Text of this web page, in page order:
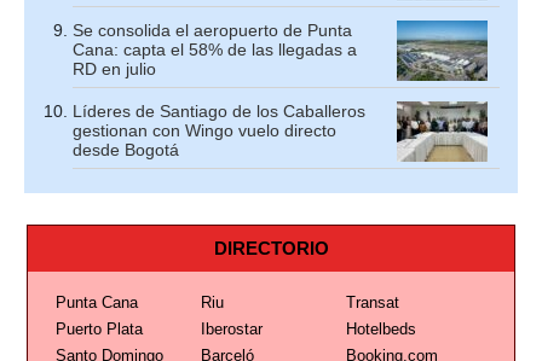
Se consolida el aeropuerto de Punta
Cana: capta el 58% de las llegadas a
RD en julio
Líderes de Santiago de los Caballeros
gestionan con Wingo vuelo directo
desde Bogotá
DIRECTORIO
Punta Cana Riu
Transat
Puerto Plata
Iberostar
Hotelbeds
Santo Domingo
Barceló
Booking.com